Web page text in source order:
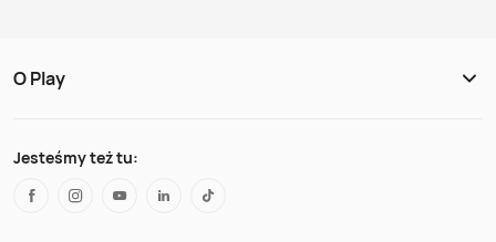
O Play
Jesteśmy też tu: